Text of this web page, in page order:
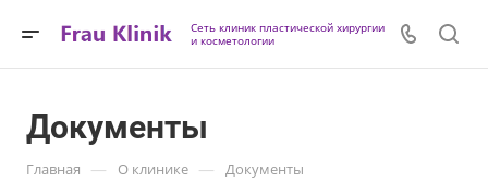
Сеть клиник пластической хирургии
и косметологии
Документы
Главная — О клинике — Документы